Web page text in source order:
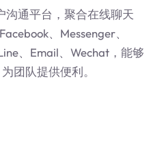
沟通平台，聚合在线聊天
、Messenger、
、Email、Wechat，能够
团队提供便利。